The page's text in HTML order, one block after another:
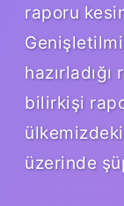
raporu
bilirkişi
üzerinde